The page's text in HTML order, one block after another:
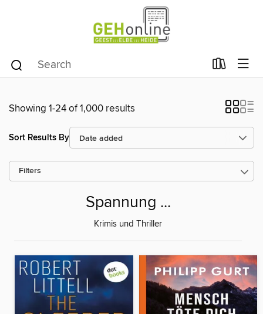
Showing 1-24 of 1,000 results
Sort Results By
Filters
Spannung ...
Krimis und Thriller